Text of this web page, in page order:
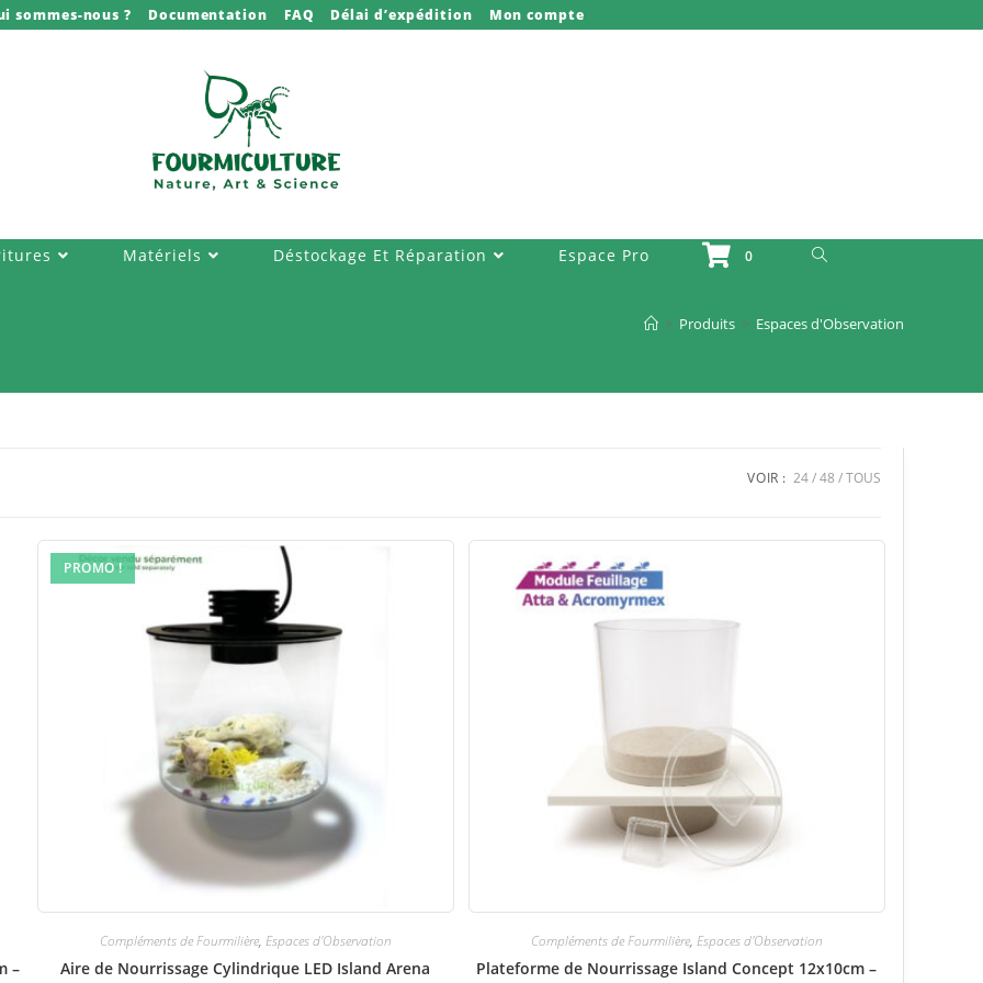
sommes-nous ? Documentation FAQ Délai d’expédition Mon compte
Matériels Déstockage Et Réparation Espace Pro 0 Toggle Website Search
> Produits > Espaces d'Observation
VOIR : 24 48 TOUS
–
PROMO !
Compléments de Fourmilière, Espaces d'Observation
Aire de Nourrissage Cylindrique LED Island Arena
Compléments de Fourmilière, Espaces d'Observation
Plateforme de Nourrissage Island Concept 12x10cm –